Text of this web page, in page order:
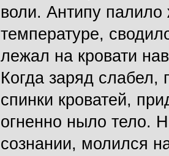
воли. Антипу палило
температуре,
лежал на кровати
Когда заряд слабел,
спинки кроватей,
огненно ныло тело.
сознании, молился